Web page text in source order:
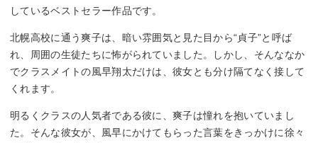
しているベストセラー作品です。
北幌高校に通う爽子は、暗い雰囲気と見た目から“貞子”と呼ば
れ、周囲の生徒たちに怖がられていました。しかし、そんななか
でクラスメイトの風早翔太だけは、彼女とも分け隔てなく接して
くれます。
明るくクラスの人気者である彼に、爽子は憧れを抱いていまし
た。そんな彼女が、風早にかけてもらった言葉をきっかけに徐々